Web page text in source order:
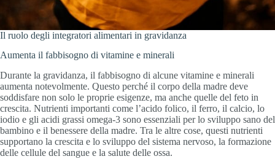
Il ruolo degli integratori alimentari in gravidanza
Aumenta il fabbisogno di vitamine e minerali
Durante la gravidanza, il fabbisogno di alcune vitamine e minerali
aumenta notevolmente. Questo perché il corpo della madre deve
soddisfare non solo le proprie esigenze, ma anche quelle del feto in
crescita. Nutrienti importanti come l’acido folico, il ferro, il calcio, lo
iodio e gli acidi grassi omega-3 sono essenziali per lo sviluppo sano del
bambino e il benessere della madre. Tra le altre cose, questi nutrienti
supportano la crescita e lo sviluppo del sistema nervoso, la formazione
delle cellule del sangue e la salute delle ossa.